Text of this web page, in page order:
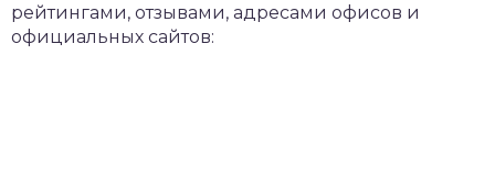
рейтингами, отзывами, адресами офисов и
официальных сайтов: